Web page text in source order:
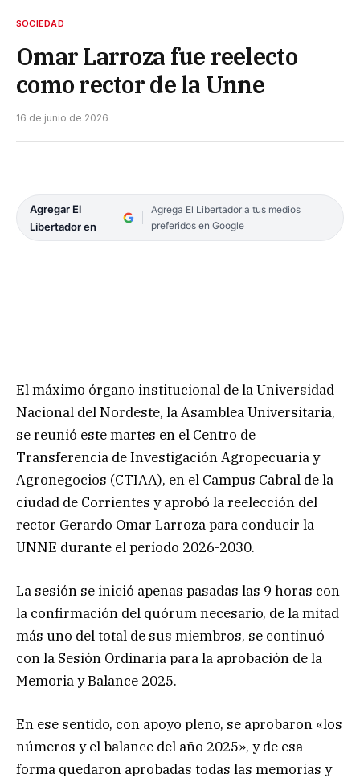
SOCIEDAD
Omar Larroza fue reelecto
como rector de la Unne
16 de junio de 2026
Agregar El
Libertador en
Agrega El Libertador a tus medios
preferidos en Google
El máximo órgano institucional de la Universidad
Nacional del Nordeste, la Asamblea Universitaria,
se reunió este martes en el Centro de
Transferencia de Investigación Agropecuaria y
Agronegocios (CTIAA), en el Campus Cabral de la
ciudad de Corrientes y aprobó la reelección del
rector Gerardo Omar Larroza para conducir la
UNNE durante el período 2026-2030.
La sesión se inició apenas pasadas las 9 horas con
la confirmación del quórum necesario, de la mitad
más uno del total de sus miembros, se continuó
con la Sesión Ordinaria para la aprobación de la
Memoria y Balance 2025.
En ese sentido, con apoyo pleno, se aprobaron «los
números y el balance del año 2025», y de esa
forma quedaron aprobadas todas las memorias y